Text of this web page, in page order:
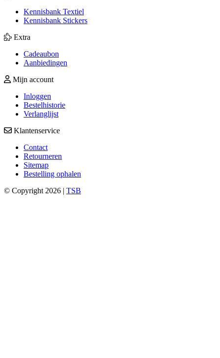
Kennisbank Textiel
Kennisbank Stickers
Extra
Cadeaubon
Aanbiedingen
Mijn account
Inloggen
Bestelhistorie
Verlanglijst
Klantenservice
Contact
Retourneren
Sitemap
Bestelling ophalen
© Copyright 2026 | TSB